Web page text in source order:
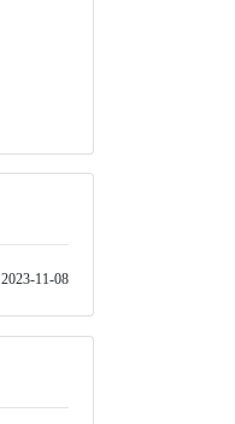
2023-11-08